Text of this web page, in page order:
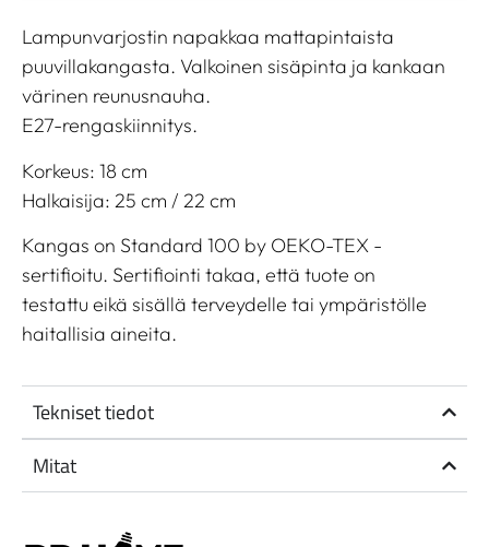
Lampunvarjostin napakkaa mattapintaista
puuvillakangasta. Valkoinen sisäpinta ja kankaan
värinen reunusnauha.
E27-rengaskiinnitys.
Korkeus: 18 cm
Halkaisija: 25 cm / 22 cm
Kangas on Standard 100 by OEKO-TEX -
sertifioitu. Sertifiointi takaa, että tuote on
testattu eikä sisällä terveydelle tai ympäristölle
haitallisia aineita.
Tekniset tiedot
Mitat